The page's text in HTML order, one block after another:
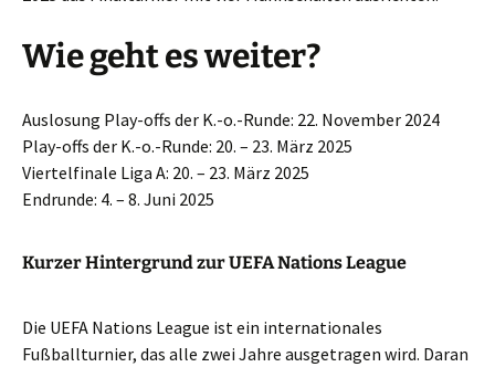
Wie geht es weiter?
Auslosung Play-offs der K.-o.-Runde: 22. November 2024
Play-offs der K.-o.-Runde: 20. – 23. März 2025
Viertelfinale Liga A: 20. – 23. März 2025
Endrunde: 4. – 8. Juni 2025
Kurzer Hintergrund zur UEFA Nations League
Die UEFA Nations League ist ein internationales
Fußballturnier, das alle zwei Jahre ausgetragen wird. Daran